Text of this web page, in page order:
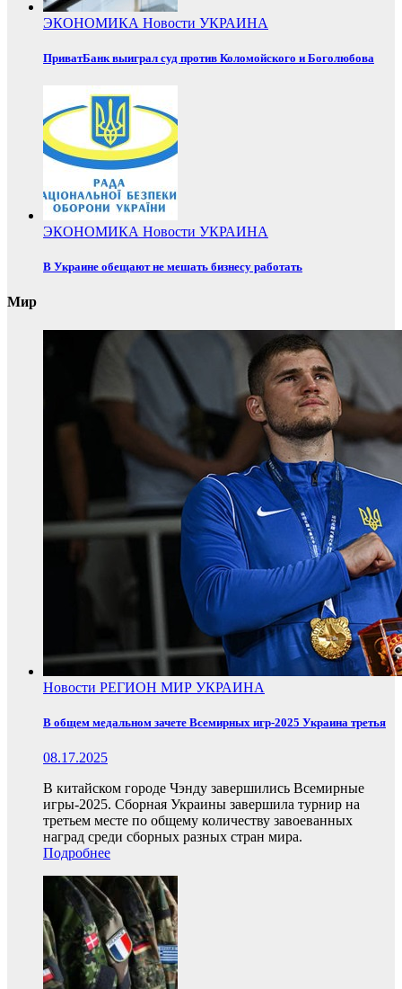
ЭКОНОМИКА Новости УКРАИНА
ПриватБанк выиграл суд против Коломойского и Боголюбова
ЭКОНОМИКА Новости УКРАИНА
В Украине обещают не мешать бизнесу работать
Мир
Новости РЕГИОН МИР УКРАИНА
В общем медальном зачете Всемирных игр-2025 Украина третья
08.17.2025
В китайском городе Чэнду завершились Всемирные
игры-2025. Сборная Украины завершила турнир на
третьем месте по общему количеству завоеванных
наград среди сборных разных стран мира.
Подробнее